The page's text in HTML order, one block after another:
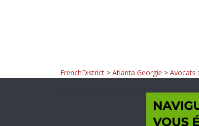
FrenchDistrict > Atlanta Georgie > Avocats